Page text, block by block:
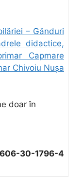
– Gânduri
didactice,
Capmare
Chivoiu Nușa
doar în
30-1796-4